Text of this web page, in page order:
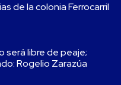
de la colonia Ferrocarril
libre de peaje;
Rogelio Zarazúa